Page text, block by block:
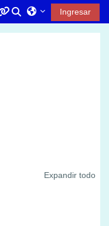
Alternar entrada
Ingresar
cursos
Expandir todo